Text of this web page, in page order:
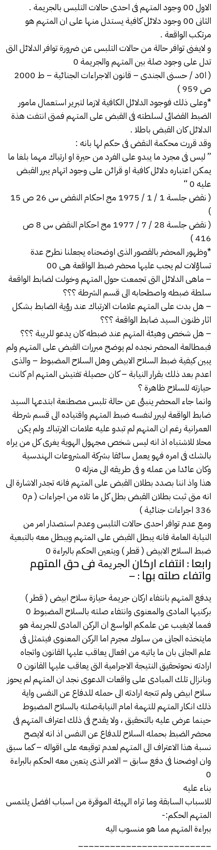
الاول 00 وجود المتهم فى احدى حالات التلبسبالجريمة .
الثانى 00 وجود دلائل كافية يستدل منها على ان المتهم هو
مرتكب الواقعة .
و لايغنى توافر حالة من حالاتالتلبسعن ضرورة توافر الدلائل التى
تدل على وجود صلة بين المتهم والجريمة 0
( ا0د / حسنى الجندى – قانون الاجراءات الجنائية – ط 2000
ص 959 )
*وعلى ذلك فوجود الدلائل الكافية لازما لتبرير استعمال مامور
الضبط القضائى لسلطته فى القبض على المتهم فمتى انتفت هذة
الدلائل كان القبض باطلا .
وقد قررت محكمة النقض فى حكم لها بانه :
” ليس فى مجرد ما يبدو على الفرد من حيرة او ارتباك مهما بلغا ما
يمكن اعتباره دلائل كافية او قرائن على وجود اتهام يبرر القبض
عليه 0 “
( نقض جلسة 1 / 1 / 1975 مج احكام النقض س 26 ص 15
)
( نقض جلسة 28 / 7 / 1977 مج احكام النقض س 8 ص
416 )
*وظهور المحضر بالقصور الذى اوضحناه يجعلنا نطرح عدة
تساؤلات لم يجب عليها محضر ضبط الواقعة هى 00
– ماهى الدلائل التى تجمعت حول المتهم وخولت لضابط الواقعة
سلطة ضبطه واصطحابه الى قسم الشرطة ؟؟؟
– هل بدت على المتهم علامات الارتباك عند رؤية الضابط بشكل
اثار ظنون السيد ضابط الواقعة ؟؟؟
– هل شخص وهيئة المتهم عند ضبطه كان يدعو للريبة ؟؟؟
فبمطالعة المحضر نجده لم يوضح مبرراتالقبضعلى المتهم ولم
يبين كيفية ضبط السلاحالابيض وهلالسلاحالمضبوط – والذى
اعدم بعد ذلك بقرار النيابة – كان حصيلة تفتيش المتهم ام كانت
حيازته للسلاح ظاهرة ؟
وانما جاء المحضر ينبئى عن حالةتلبسمصطنعة ابتدعها السيد
ضابط الواقعة ليبرر لنفسه ضبط المتهم واقتياده الى قسم شرطة
العمرانية رغم ان المتهم لم تبدو عليه علامات الارتباك ولم يكن
محلا للاشتباه اذ انه ليس شخص مجهول الهوية يغرى كل من يراه
بالشك فى امره فهو يعمل سائقا بشركة المشروعات الهندسية
وكان عائدا من عمله و فى طريقه الى منزله 0
هذا واذ اننا بصدد بطلانالقبضعلى المتهم فانه تجدر الاشارة الى
انه متى ثبت بطلان القبض بطل كل ما تلاه من اجراءات ( م0
336 اجراءات جنائية )
ومع عدم توافر احدى حالات التلبس وعدم استصدار امر من
النيابة العامة فانه يبطل القبض على المتهم ويبطل معه بالتبعية
ضبط السلاح الابيض ( قطر ) ويتعين الحكم بالبراءة 0
رابعا : انتفاء اركان الجريمة فى حق المتهم
واتفاء صلته بها : –
يدفع المتهم بانتفاء اركان جريمة حيازة سلاح ابيض ( قطر )
بركنيها المادى والمعنوى وانتفاء صلته بالسلاح المضبوط 0
فمما لايغيب عن علمكم الواسع ان الركن المادى للجريمة هو
مايتخذه الجانى من سلوك مجرم اما الركن المعنوى فيتمثل فى
علم الجانى بان ما ياتيه من افعال يعاقب عليها القانون واتجاه
ارادته نحوتحقيق النتيجة الاجرامية التى يعاقب عليها القانون 0
وبانزال تلك المبادى على واقعات الدعوى نجد ان المتهم لم يحوز
سلاح ابيض ولم تتجه ارادته الى حمله للدفاع عن النفس واية
ذلك انكار المتهم للتهمة امام النيابةصلته بالسلاح المضبوط
حينما عرض عليه بالتحقيق ، ولا يقدح فى ذلك اعتراف المتهم فى
محضر الضبط بحمله السلاح للدفاع عن النفس اذ انه لايصح
نسبة هذا الاعتراف الى المتهم لعدم توقيعه على اقواله – كما سبق
وان اوضحنا فى دفع سابق – الامر الذى يتعين معه الحكم بالبراءة
0
بناء عليه
للاسباب السابقة وما تراه الهيئة الموقرة من اسباب افضل يلتمس
المتهم الحكم:-
ببراءة المتهم مما هو منسوب اليه